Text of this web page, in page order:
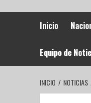
Inicio
Equipo de
INICIO NOTICIAS